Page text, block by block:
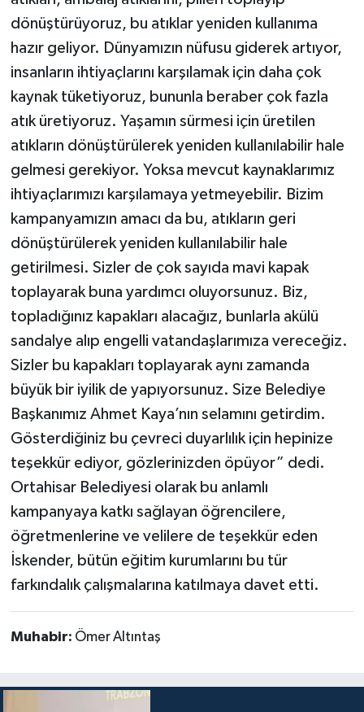
dönüştürüyoruz, bu atıklar yeniden kullanıma
hazır geliyor. Dünyamızın nüfusu giderek artıyor,
insanların ihtiyaçlarını karşılamak için daha çok
kaynak tüketiyoruz, bununla beraber çok fazla
atık üretiyoruz. Yaşamın sürmesi için üretilen
atıkların dönüştürülerek yeniden kullanılabilir hale
gelmesi gerekiyor. Yoksa mevcut kaynaklarımız
ihtiyaçlarımızı karşılamaya yetmeyebilir. Bizim
kampanyamızın amacı da bu, atıkların geri
dönüştürülerek yeniden kullanılabilir hale
getirilmesi. Sizler de çok sayıda mavi kapak
toplayarak buna yardımcı oluyorsunuz. Biz,
topladığınız kapakları alacağız, bunlarla akülü
sandalye alıp engelli vatandaşlarımıza vereceğiz.
Sizler bu kapakları toplayarak aynı zamanda
büyük bir iyilik de yapıyorsunuz. Size Belediye
Başkanımız Ahmet Kaya’nın selamını getirdim.
Gösterdiğiniz bu çevreci duyarlılık için hepinize
teşekkür ediyor, gözlerinizden öpüyor” dedi.
Ortahisar Belediyesi olarak bu anlamlı
kampanyaya katkı sağlayan öğrencilere,
öğretmenlerine ve velilere de teşekkür eden
İskender, bütün eğitim kurumlarını bu tür
farkındalık çalışmalarına katılmaya davet etti.
Muhabir: Ömer Altıntaş